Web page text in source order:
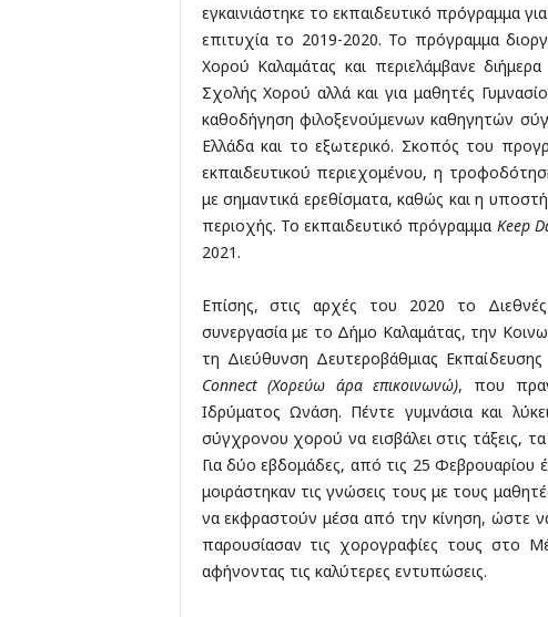
εγκαινιάστηκε το εκπαιδευτικό πρόγραμμα
επιτυχία το 2019-2020. Το πρόγραμμα
Χορού Καλαμάτας και περιελάμβανε
Σχολής Χορού αλλά και για μαθητές
καθοδήγηση φιλοξενούμενων καθηγητών
Ελλάδα και το εξωτερικό. Σκοπός του
εκπαιδευτικού περιεχομένου, η
με σημαντικά ερεθίσματα, καθώς και η
περιοχής. Το εκπαιδευτικό πρόγραμμα Keep
2021.
Επίσης, στις αρχές του 2020 το
συνεργασία με το Δήμο Καλαμάτας, την
τη Διεύθυνση Δευτεροβάθμιας
Connect (Χορεύω άρα επικοινωνώ), που
Ιδρύματος Ωνάση. Πέντε γυμνάσια και
σύγχρονου χορού να εισβάλει στις τάξεις,
Για δύο εβδομάδες, από τις 25 Φεβρουαρίου
μοιράστηκαν τις γνώσεις τους με τους
να εκφραστούν μέσα από την κίνηση, ώστε
παρουσίασαν τις χορογραφίες τους στο
αφήνοντας τις καλύτερες εντυπώσεις.